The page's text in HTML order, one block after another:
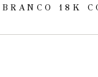
18K